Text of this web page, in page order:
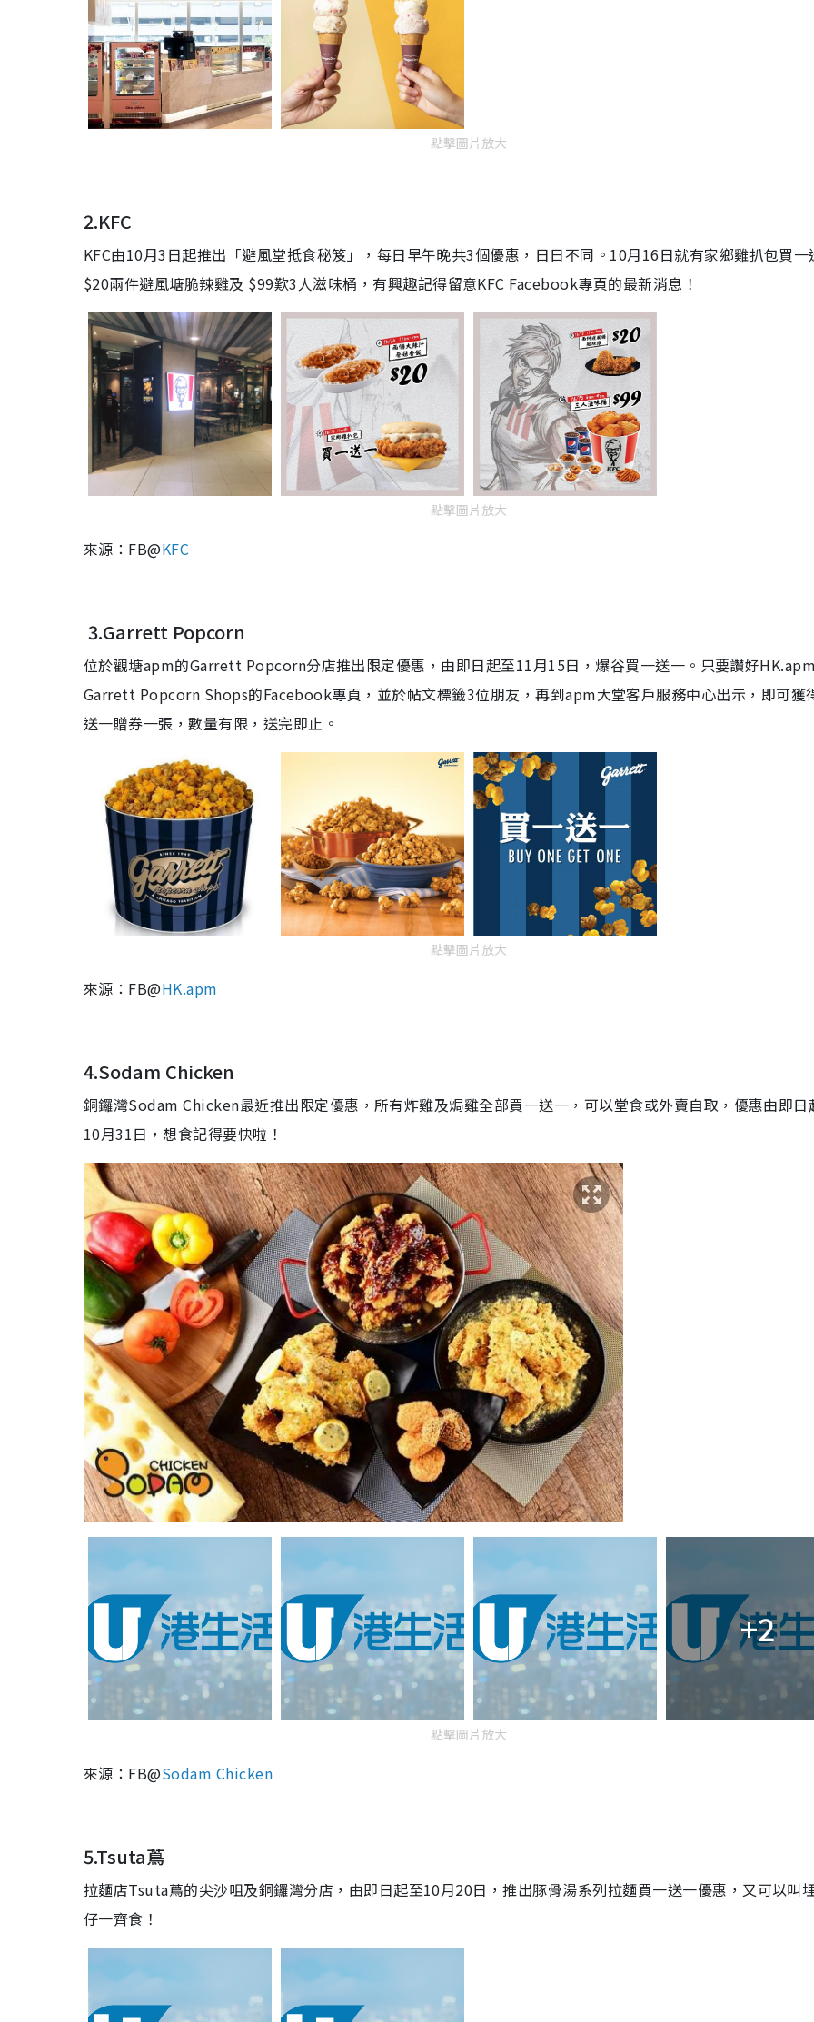
點擊圖片放大
2.KFC
KFC由10月3日起推出「避風堂抵食秘笈」，每日早午晚共3個優惠，日日不同。10月16日就有家鄉雞扒包買一
$20兩件避風塘脆辣雞及 $99歎3人滋味桶 ，有興趣記得留意KFC Facebook專頁的最新消息！
點擊圖片放大
來源：FB@KFC
3.Garrett Popcorn
位於觀塘apm的Garrett Popcorn分店推出限定優惠，由即日起至11月15日 ，爆谷買一送一。只要讚好
Garrett Popcorn Shops的Facebook專頁，並於帖文標籤3位朋友，再到apm大堂客戶服務中心出示，即可獲
送一贈券一張，數量有限，送完即止。
點擊圖片放大
來源：FB@HK.apm
4.Sodam Chicken
銅鑼灣Sodam Chicken最近推出限定優惠， 所有炸雞及焗雞全部買一送一，可以堂食或外賣自取，優惠由即日
10月31日，想食記得要快啦！
+2
點擊圖片放大
來源：FB@Sodam Chicken
5.Tsuta蔦
拉麵店Tsuta蔦的尖沙咀及銅鑼灣分店，由即日起至10月20日，推出豚骨湯系列拉麵買一送一優惠，又可以叫
仔一齊食！